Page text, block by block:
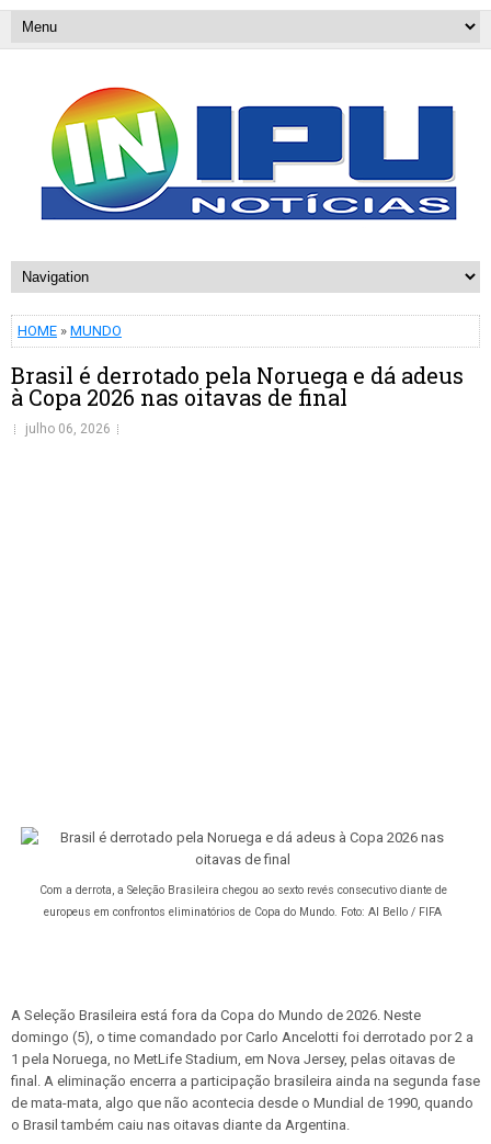
HOME » MUNDO
Brasil é derrotado pela Noruega e dá adeus
à Copa 2026 nas oitavas de final
julho 06, 2026
Com a derrota, a Seleção Brasileira chegou ao sexto revés consecutivo diante de
europeus em confrontos eliminatórios de Copa do Mundo. Foto: Al Bello / FIFA
A Seleção Brasileira está fora da Copa do Mundo de 2026. Neste
domingo (5), o time comandado por Carlo Ancelotti foi derrotado por 2 a
1 pela Noruega, no MetLife Stadium, em Nova Jersey, pelas oitavas de
final. A eliminação encerra a participação brasileira ainda na segunda fase
de mata-mata, algo que não acontecia desde o Mundial de 1990, quando
o Brasil também caiu nas oitavas diante da Argentina.